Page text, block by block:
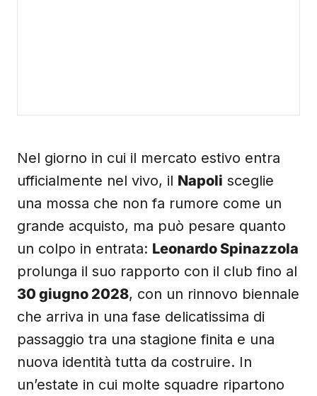
Nel giorno in cui il mercato estivo entra
ufficialmente nel vivo, il Napoli sceglie
una mossa che non fa rumore come un
grande acquisto, ma può pesare quanto
un colpo in entrata: Leonardo Spinazzola
prolunga il suo rapporto con il club fino al
30 giugno 2028, con un rinnovo biennale
che arriva in una fase delicatissima di
passaggio tra una stagione finita e una
nuova identità tutta da costruire. In
un’estate in cui molte squadre ripartono